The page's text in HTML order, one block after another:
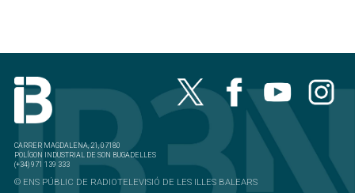
CARRER MAGDALENA, 21, 07180
POLÍGON INDUSTRIAL DE SON BUGADELLES
(+34) 971 139 333
© ENS PÚBLIC DE RADIOTELEVISIÓ DE LES ILLES BALEARS